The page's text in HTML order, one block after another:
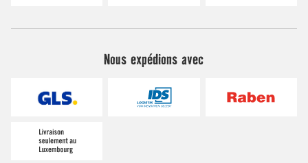
Nous expédions avec